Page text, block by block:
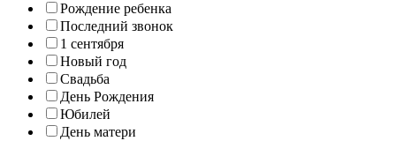
Рождение ребенка
Последний звонок
1 сентября
Новый год
Свадьба
День Рождения
Юбилей
День матери